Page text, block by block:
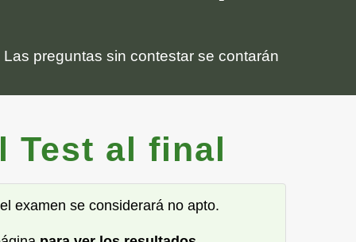
preguntas sin contestar se contarán
Test al final
examen se considerará no apto.